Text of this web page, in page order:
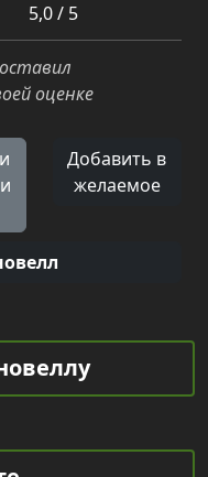
5,0 / 5
оценке
Добавить в
желаемое